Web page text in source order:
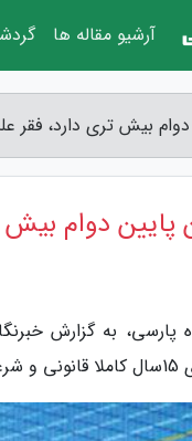
دوام بیش تری دارد،
پایین دوام
پارسی، به گزارش
آرشیو مقاله ها